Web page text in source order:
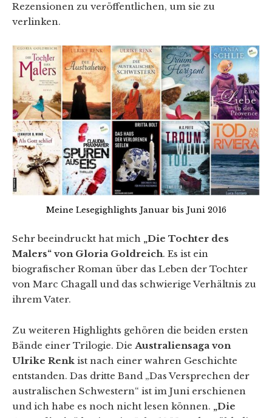
Rezensionen zu veröffentlichen, um sie zu
verlinken.
Meine Lesegighlights Januar bis Juni 2016
Sehr beeindruckt hat mich „Die Tochter des
Malers“ von Gloria Goldreich. Es ist ein
biografischer Roman über das Leben der Tochter
von Marc Chagall und das schwierige Verhältnis zu
ihrem Vater.
Zu weiteren Highlights gehören die beiden ersten
Bände einer Trilogie. Die Australiensaga von
Ulrike Renk ist nach einer wahren Geschichte
entstanden. Das dritte Band „Das Versprechen der
australischen Schwestern“ ist im Juni erschienen
und ich habe es noch nicht lesen können. „Die